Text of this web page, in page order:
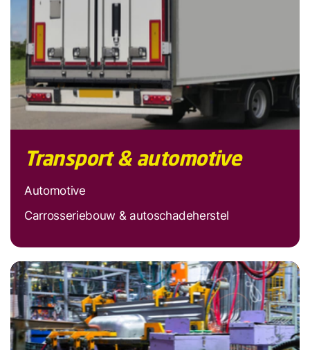
Transport & automotive
Automotive
Carrosseriebouw & autoschadeherstel